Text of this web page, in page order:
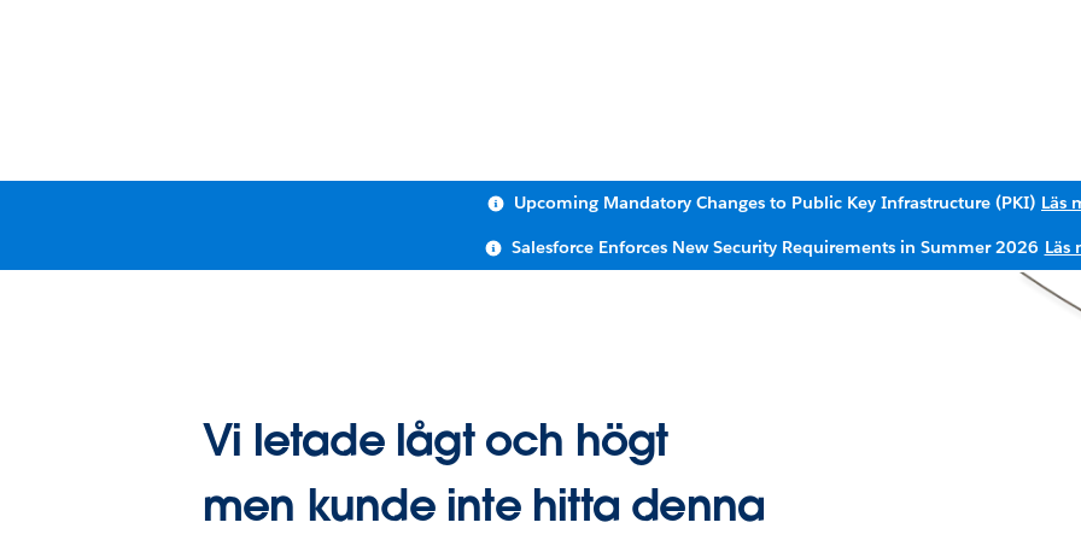
Upcoming Mandatory Changes to Public Key Infrastructure (PKI) Läs
Salesforce Enforces New Security Requirements in Summer 2026 Läs
Vi letade lågt och högt
men kunde inte hitta denna